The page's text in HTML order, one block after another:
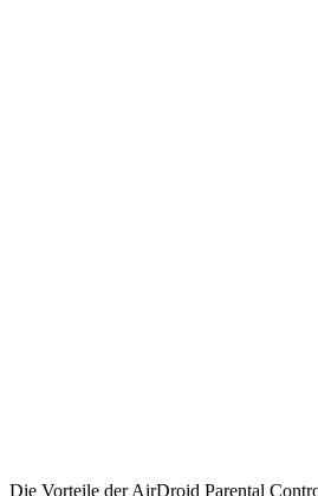
Die Vorteile der AirDroid Parental